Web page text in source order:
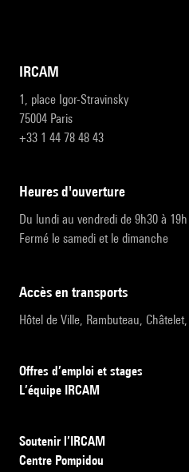
IRCAM
1, place Igor-Stravinsky
75004 Paris
+33 1 44 78 48 43
heures d'ouverture
Du lundi au vendredi de 9h30 à 19h
Fermé le samedi et le dimanche
accès en transports
Hôtel de Ville, Rambuteau,
Offres d’emploi et stages
L’équipe IRCAM
Soutenir l’IRCAM
Centre Pompidou